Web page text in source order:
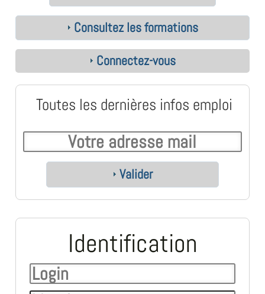
Consultez les formations
Connectez-vous
Toutes les dernières infos emploi
Valider
Identification